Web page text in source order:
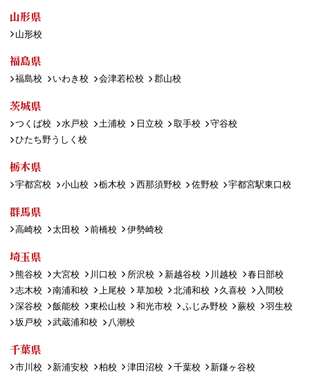
山形県
山形校
福島県
福島校 いわき校 会津若松校 郡山校
茨城県
つくば校 水戸校 土浦校 日立校 取手校
守谷校
ひたち野うしく校
栃木県
宇都宮校 小山校 栃木校 西那須野校 佐野校 宇都宮駅東口校
群馬県
高崎校 太田校 前橋校 伊勢崎校
埼玉県
熊谷校 大宮校 川口校 所沢校 新越谷校 川越校
春日部校
志木校
南浦和校 上尾校 草加校 北浦和校 久喜校
入間校
深谷校
飯能校 東松山校 和光市校 ふじみ野校 蕨校
羽生校
坂戸校
武蔵浦和校 八潮校
千葉県
市川校 新浦安校 柏校 津田沼校 千葉校
新鎌ヶ谷校